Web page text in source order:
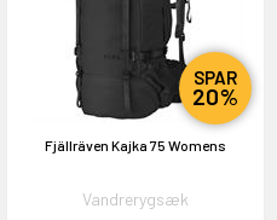
SPAR
20%
Fjällräven Kajka 75 Womens
Vandrerygsæk